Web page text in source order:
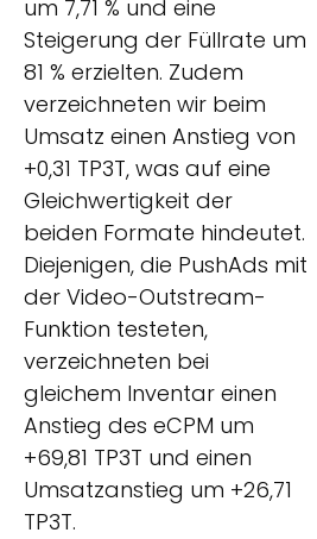
um 7,71 % und eine
Steigerung der Füllrate um
81 % erzielten. Zudem
verzeichneten wir beim
Umsatz einen Anstieg von
+0,31 TP3T, was auf eine
Gleichwertigkeit der
beiden Formate hindeutet.
Diejenigen, die PushAds mit
der Video-Outstream-
Funktion testeten,
verzeichneten bei
gleichem Inventar einen
Anstieg des eCPM um
+69,81 TP3T und einen
Umsatzanstieg um +26,71
TP3T.